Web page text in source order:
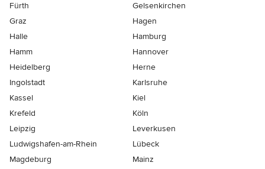
Fürth
Gelsenkirchen
Graz
Hagen
Halle
Hamburg
Hamm
Hannover
Heidelberg
Herne
Ingolstadt
Karlsruhe
Kassel
Kiel
Krefeld
Köln
Leipzig
Leverkusen
Ludwigshafen-am-Rhein
Lübeck
Magdeburg
Mainz